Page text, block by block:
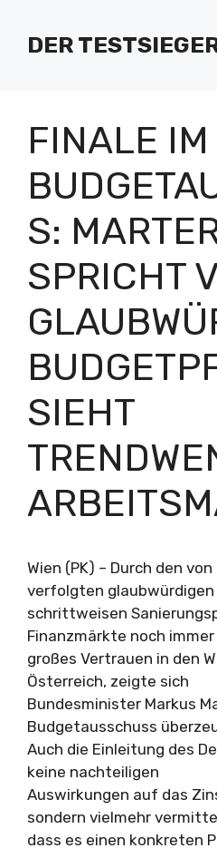
Inhalt
springen
DER
FINALE IM
S:
SPRICHT
SIEHT
Wien (PK) – Durch den
verfolgten glaubwürdigen
schrittweisen
Finanzmärkte noch immer
großes Vertrauen in den
Österreich, zeigte sich
Bundesminister Markus
Budgetausschuss
Auch die Einleitung des
keine nachteiligen
Auswirkungen auf das
sondern vielmehr
dass es einen konkreten